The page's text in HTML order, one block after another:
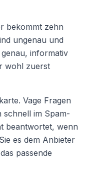
bekommt zehn
ungenau und
informativ
wohl zuerst
Vage Fragen
schnell im Spam-
beantwortet, wenn
es dem Anbieter
passende